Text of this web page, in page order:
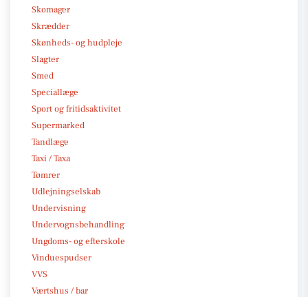
Skomager
Skrædder
Skønheds- og hudpleje
Slagter
Smed
Speciallæge
Sport og fritidsaktivitet
Supermarked
Tandlæge
Taxi / Taxa
Tømrer
Udlejningselskab
Undervisning
Undervognsbehandling
Ungdoms- og efterskole
Vinduespudser
VVS
Værtshus / bar